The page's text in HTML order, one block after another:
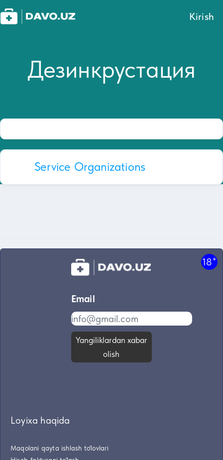
Kirish
Дезинкрустация
Service Organizations
18+
Email
Yangiliklardan xabar
olish
Loyixa haqida
Maqolani qayta ishlash to'lovlari